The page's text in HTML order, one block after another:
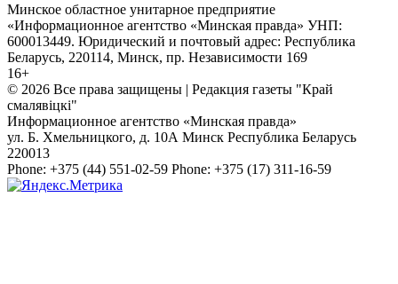
Минское областное унитарное предприятие
«Информационное агентство «Минская правда» УНП:
600013449. Юридический и почтовый адрес: Республика
Беларусь, 220114, Минск, пр. Независимости 169
16+
© 2026 Все права защищены | Редакция газеты "Край
смалявiцкi"
Информационное агентство «Минская правда»
ул. Б. Хмельницкого, д. 10А Минск Республика Беларусь
220013
Phone: +375 (44) 551-02-59 Phone: +375 (17) 311-16-59